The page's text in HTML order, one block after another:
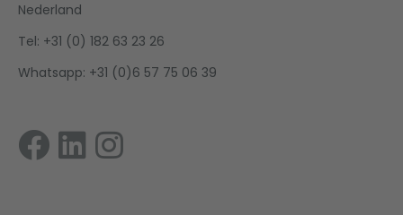
Nederland
Tel: +31 (0) 182 63 23 26
Whatsapp: +31 (0)6 57 75 06 39